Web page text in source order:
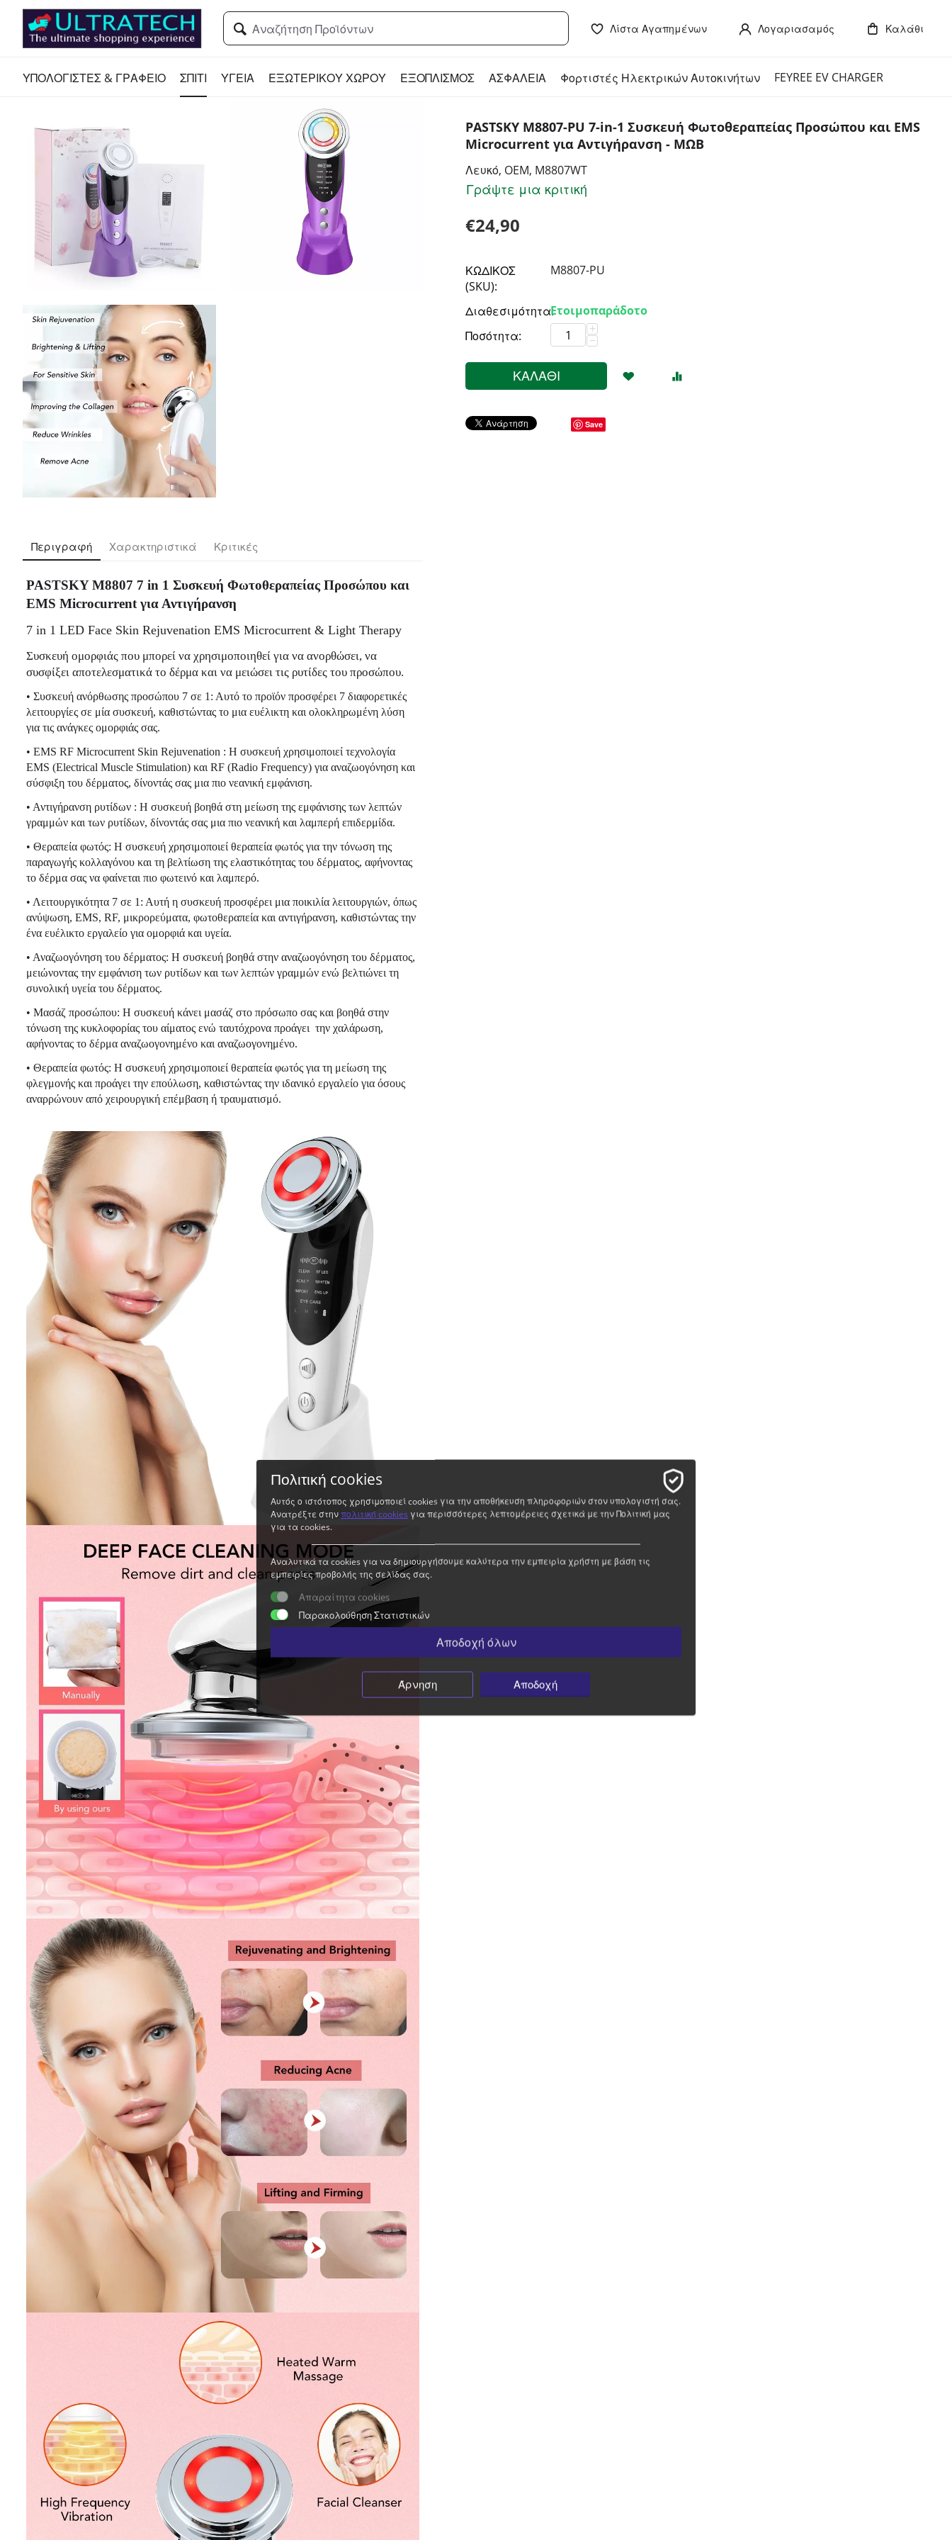
Λίστα Αγαπημένων Λογαριασαμός Καλάθι
ΥΠΟΛΟΓΙΣΤΕΣ & ΓΡΑΦΕΙΟ ΣΠΙΤΙ ΥΓΕΙΑ ΕΞΩΤΕΡΙΚΟΥ ΧΩΡΟΥ ΕΞΟΠΛΙΣΜΟΣ ΑΣΦΑΛΕΙΑ Φορτιστές Ηλεκτρικών Αυτοκινήτων FEYREE EV CHARGER
Περιγραφή Χαρακτηριστικά Κριτικές
PASTSKY M8807 7 in 1 Συσκευή Φωτοθεραπείας Προσώπου και
EMS Microcurrent για Αντιγήρανση
7 in 1 LED Face Skin Rejuvenation EMS Microcurrent & Light Therapy
Συσκευή ομορφιάς που μπορεί να χρησιμοποιηθεί για να ανορθώσει, να
συσφίξει αποτελεσματικά το δέρμα και να μειώσει τις ρυτίδες του προσώπου.
• Συσκευή ανόρθωσης προσώπου 7 σε 1: Αυτό το προϊόν προσφέρει 7 διαφορετικές
λειτουργίες σε μία συσκευή, καθιστώντας το μια ευέλικτη και ολοκληρωμένη λύση
για τις ανάγκες ομορφιάς σας.
• EMS RF Microcurrent Skin Rejuvenation : Η συσκευή χρησιμοποιεί τεχνολογία
EMS (Electrical Muscle Stimulation) και RF (Radio Frequency) για αναζωογόνηση και
σύσφιξη του δέρματος, δίνοντάς σας μια πιο νεανική εμφάνιση.
• Αντιγήρανση ρυτίδων : Η συσκευή βοηθά στη μείωση της εμφάνισης των λεπτών
γραμμών και των ρυτίδων, δίνοντάς σας μια πιο νεανική και λαμπερή επιδερμίδα.
• Θεραπεία φωτός: Η συσκευή χρησιμοποιεί θεραπεία φωτός για την τόνωση της
παραγωγής κολλαγόνου και τη βελτίωση της ελαστικότητας του δέρματος, αφήνοντας
το δέρμα σας να φαίνεται πιο φωτεινό και λαμπερό.
• Λειτουργικότητα 7 σε 1: Αυτή η συσκευή προσφέρει μια ποικιλία λειτουργιών, όπως
ανύψωση, EMS, RF, μικρορεύματα, φωτοθεραπεία και αντιγήρανση, καθιστώντας την
ένα ευέλικτο εργαλείο για ομορφιά και υγεία.
• Αναζωογόνηση του δέρματος: Η συσκευή βοηθά στην αναζωογόνηση του δέρματος,
μειώνοντας την εμφάνιση των ρυτίδων και των λεπτών γραμμών ενώ βελτιώνει τη
συνολική υγεία του δέρματος.
• Μασάζ προσώπου: Η συσκευή κάνει μασάζ στο πρόσωπο σας και βοηθά στην
τόνωση της κυκλοφορίας του αίματος ενώ ταυτόχρονα προάγει την χαλάρωση,
αφήνοντας το δέρμα αναζωογονημένο και αναζωογονημένο.
• Θεραπεία φωτός: Η συσκευή χρησιμοποιεί θεραπεία φωτός για τη μείωση της
φλεγμονής και προάγει την επούλωση, καθιστώντας την ιδανικό εργαλείο για όσους
αναρρώνουν από χειρουργική επέμβαση ή τραυματισμό.
PASTSKY M8807-PU 7-in-1 Συσκευή Φωτοθεραπείας Προσώπου και EMS
Microcurrent για Αντιγήρανση - ΜΩΒ
Λευκό, OEM, M8807WT
Γράψτε μια κριτική
€24,90
ΚΩΔΙΚΟΣ
(SKU):
M8807-PU
Διαθεσιμότητα:Ετοιμοπαράδοτο
Ποσότητα:
+
−
ΚΑΛΆΘΙ
Save
Πολιτική cookies
Αυτός ο ιστότοπος χρησιμοποιεί cookies για την αποθήκευση πληροφοριών στον υπολογιστή σας.
Ανατρέξτε στηνπολιτική cookies για περισσότερες λεπτομέρειες σχετικά με την Πολιτική μας
για τα cookies.
Αναλυτικά τα cookies για να δημιουργήσουμε καλύτερα την εμπειρία χρήστη με βάση τις
εμπειρίες προβολής της σελίδας σας.
Απαραίτητα cookies
Παρακολούθηση Στατιστικών
Αποδοχή όλων
Άρνηση Αποδοχή